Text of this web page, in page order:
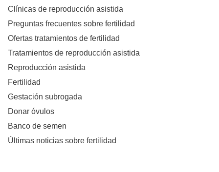
Clínicas de reproducción asistida
Preguntas frecuentes sobre fertilidad
Ofertas tratamientos de fertilidad
Tratamientos de reproducción asistida
Reproducción asistida
Fertilidad
Gestación subrogada
Donar óvulos
Banco de semen
Últimas noticias sobre fertilidad